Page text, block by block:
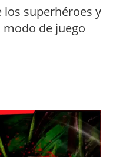
los superhéroes y
modo de juego